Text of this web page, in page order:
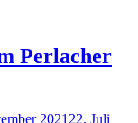
Perlacher
2021 22. Juli